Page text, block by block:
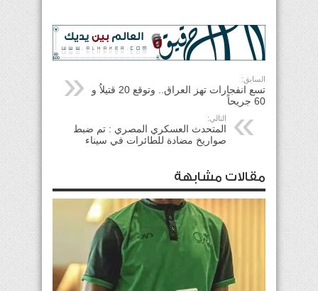
السابق:
تسع انفجارات تهز العراق.. وتوقع 20 قتيلاُ و
60 جريحاً
التالي:
المتحدث العسكري المصري : تم ضبط
صواريخ مضادة للطائرات في سيناء
مقالات مشابهة